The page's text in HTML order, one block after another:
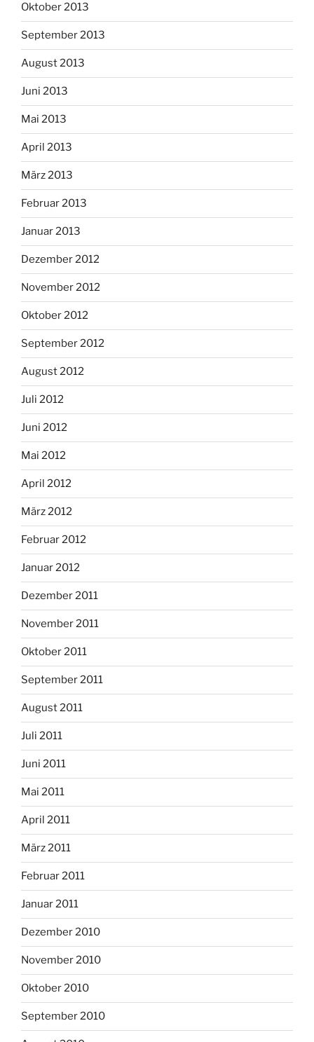
Oktober 2013
September 2013
August 2013
Juni 2013
Mai 2013
April 2013
März 2013
Februar 2013
Januar 2013
Dezember 2012
November 2012
Oktober 2012
September 2012
August 2012
Juli 2012
Juni 2012
Mai 2012
April 2012
März 2012
Februar 2012
Januar 2012
Dezember 2011
November 2011
Oktober 2011
September 2011
August 2011
Juli 2011
Juni 2011
Mai 2011
April 2011
März 2011
Februar 2011
Januar 2011
Dezember 2010
November 2010
Oktober 2010
September 2010